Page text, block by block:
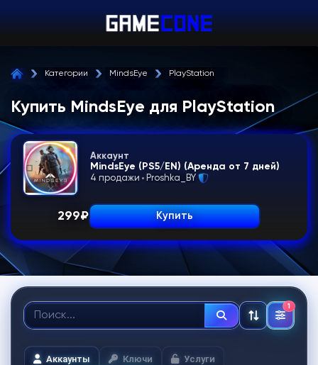
Категории MindsEye PlayStation
Купить MindsEye для PlayStation
Аккаунт
MindsEye (PS5/EN) (Аренда от 7 дней)
4 продажи Proshka_BY
299₽ Купить
1
Аккаунты Ключи Услуги